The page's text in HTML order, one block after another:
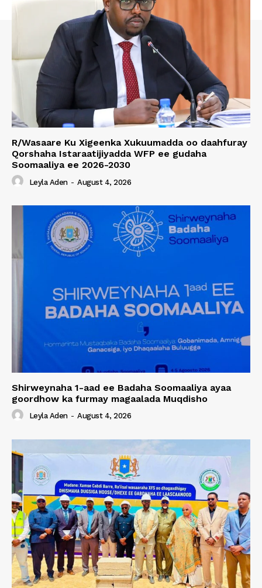
R/Wasaare Ku Xigeenka Xukuumadda oo daahfuray
Qorshaha Istaraatijiyadda WFP ee gudaha
Soomaaliya ee 2026-2030
Leyla Aden - August 4, 2026
Shirweynaha 1-aad ee Badaha Soomaaliya ayaa
goordhow ka furmay magaalada Muqdisho
Leyla Aden - August 4, 2026